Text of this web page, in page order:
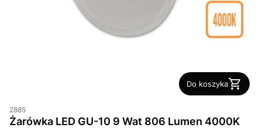
Do koszyka
2885
Żarówka LED GU-10 9 Wat 806 Lumen 4000K